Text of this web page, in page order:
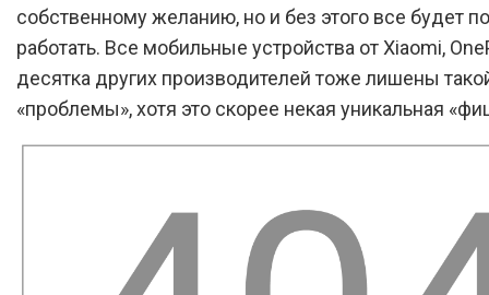
собственному желанию, но и без этого все будет
работать. Все мобильные устройства от Xiaomi,
десятка других производителей тоже лишены
«проблемы», хотя это скорее некая уникальная